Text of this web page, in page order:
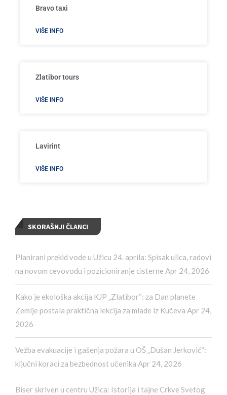
Bravo taxi
VIŠE INFO
Zlatibor tours
VIŠE INFO
Lavirint
VIŠE INFO
SKORAŠNJI ČLANCI
Planirani prekid vode u Užicu 24. aprila: Spisak ulica, radovi
na novom cevovodu i pozicioniranje cisterne Apr 24, 2026
Kako je ekološka akcija KJP „Zlatibor“: za Dan planete
Zemlje postala praktična lekcija za mlade iz Kučeva Apr 24,
2026
Vežba evakuacije i gašenja požara u OŠ „Dušan Jerković“:
ključni koraci za bezbednost učenika Apr 24, 2026
Biser skriven u centru Užica: Istorija i tajne Crkve Svetog